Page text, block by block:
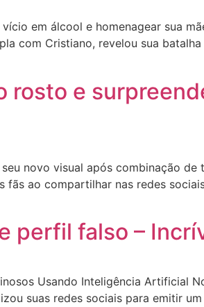
em álcool e homenagear sua
com Cristiano, revelou sua
e
novo visual após combinação de
fãs ao compartilhar nas redes
perfil falso –
Usando Inteligência Artificial
suas redes sociais para emitir